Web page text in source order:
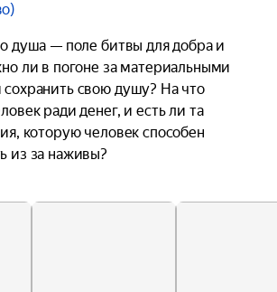
душа — поле битвы для добра и
ли в погоне за материальными
сохранить свою душу? На что
ради денег, и есть ли та
которую человек способен
из за наживы?
ответов на эти вопросы